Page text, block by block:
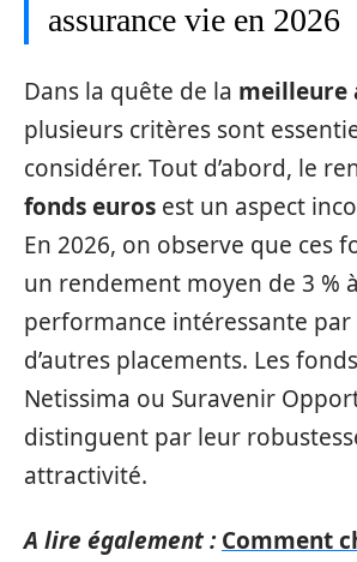
assurance vie en 2026
Dans la quête de la meilleure
plusieurs critères sont
considérer. Tout d’abord, le
fonds euros est un aspect
En 2026, on observe que ces
un rendement moyen de 3 %
performance intéressante
d’autres placements. Les
Netissima ou Suravenir
distinguent par leur
attractivité.
A lire également : Comment